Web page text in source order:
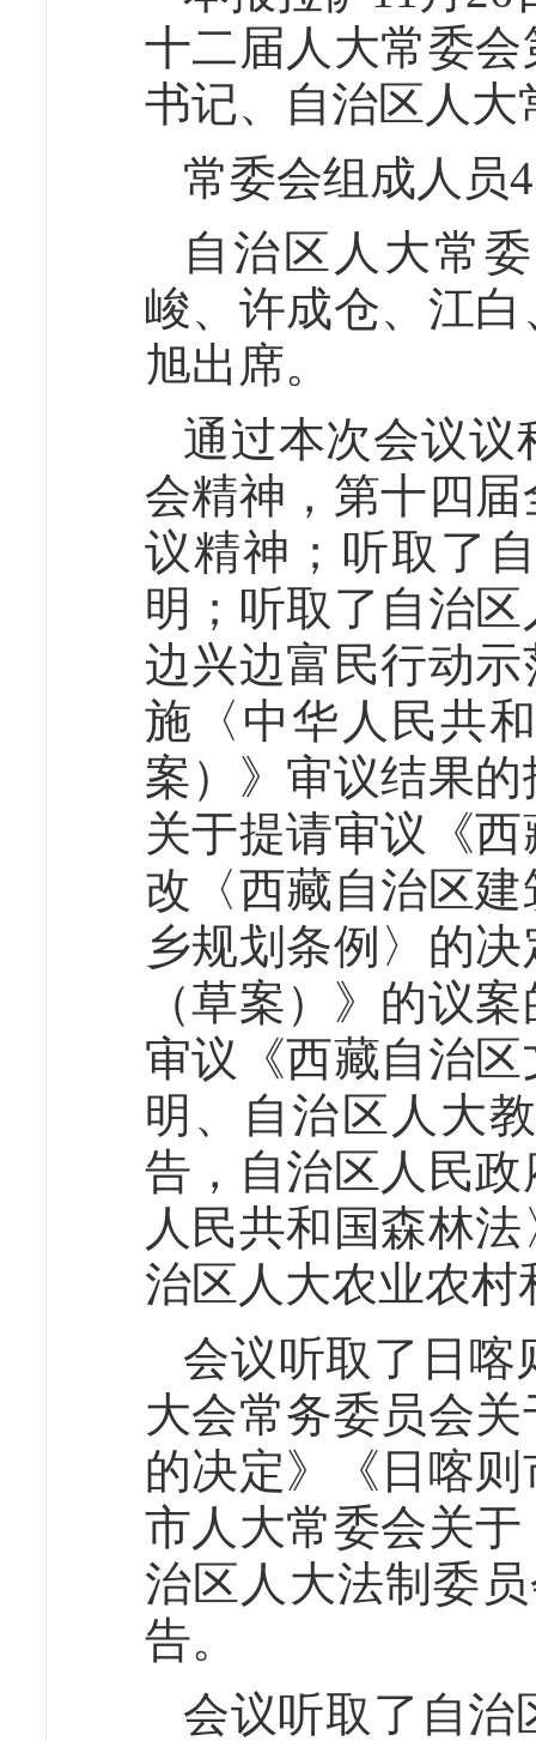
十二届人大常委
书记、自治区人
常委会组成人员
自治区人大常
峻、许成仓、江
旭出席。
通过本次会议议
会精神，第十四
议精神；听取了
明； 听取了自治
边兴边富民行动
施〈中华人民共
案）》审议结果
关于提请审议《
改〈西藏自治区
乡规划条例〉的
（草案）》的议
审议《西藏自治
明、自治区人大
告，自治区人民
人民共和国森林
治区人大农业农
会议听取了日喀
大会常务委员会
的决定》《日喀
市人大常委会关
治区人大法制委
告。
会议听取了自治